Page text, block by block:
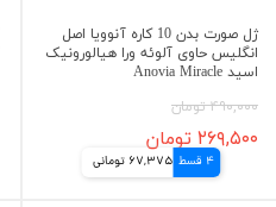
ژل صورت بدن 10 کاره آنوویا اصل
انگلیس حاوی آلوئه ورا هیالورونیک
اسید Anovia Miracle
۴۹۰,۰۰۰ تومان
۲۶۹,۵۰۰ تومان
4 قسط 67,375 تومانی